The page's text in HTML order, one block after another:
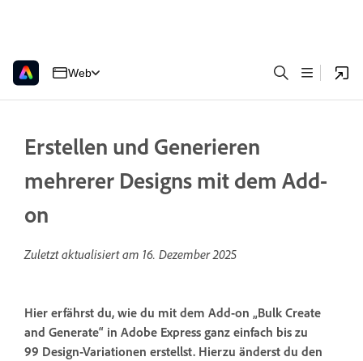
Web
Erstellen und Generieren
mehrerer Designs mit dem Add-
on
Zuletzt aktualisiert am 16. Dezember 2025
Hier erfährst du, wie du mit dem Add-on „Bulk Create
and Generate“ in Adobe Express ganz einfach bis zu
99 Design-Variationen erstellst. Hierzu änderst du den